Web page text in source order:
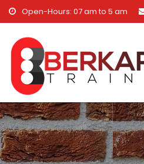
Skip to content
Open-Hours: 07 am to 5 am